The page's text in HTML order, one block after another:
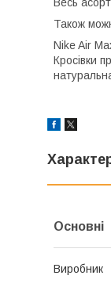
Весь
Також
Nike Air
Кросівки
Основні
Виробник